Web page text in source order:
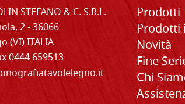
STEFANO & C. S.R.L.
2 - 36066
(VI) ITALIA
0444 659513
Prodotti
Prodotti
Novità
Fine
Chi